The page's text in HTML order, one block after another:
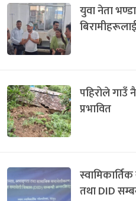
युवा नेता
पहिरोले गाउँ
प्रभावित
तथा DID